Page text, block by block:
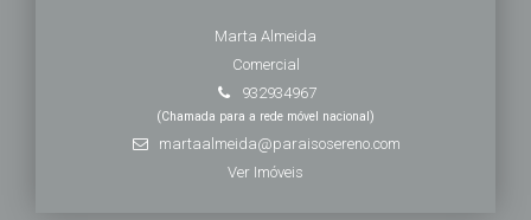
Marta Almeida
Comercial
932934967
(Chamada para a rede móvel nacional)
martaalmeida@paraisosereno.com
Ver Imóveis